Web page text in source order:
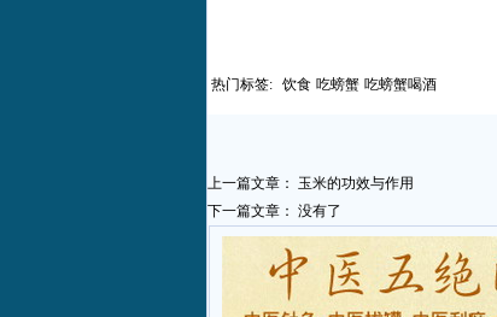
热门标签: 饮食 吃螃蟹 吃螃蟹喝酒
上一篇文章：
玉米的功效与作用
下一篇文章： 没有了